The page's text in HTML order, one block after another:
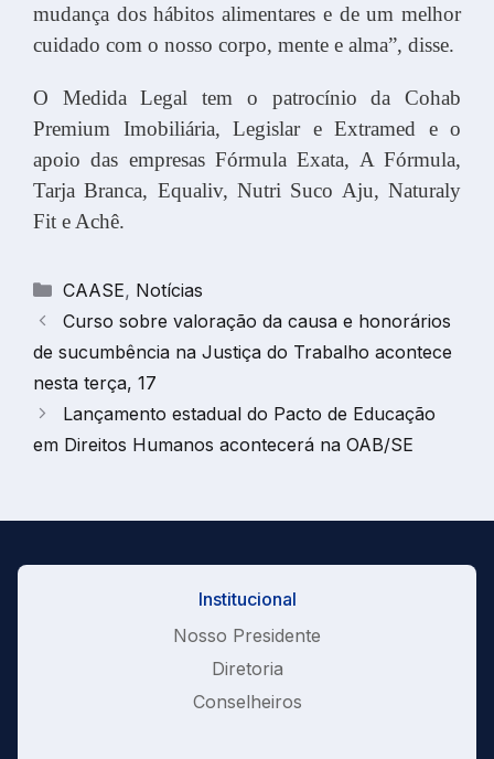
mudança dos hábitos alimentares e de um melhor
cuidado com o nosso corpo, mente e alma”, disse.
O Medida Legal tem o patrocínio da Cohab
Premium Imobiliária, Legislar e Extramed e o
apoio das empresas Fórmula Exata, A Fórmula,
Tarja Branca, Equaliv, Nutri Suco Aju, Naturaly
Fit e Achê.
Categorias
CAASE, Notícias
Curso sobre valoração da causa e honorários
de sucumbência na Justiça do Trabalho acontece
nesta terça, 17
Lançamento estadual do Pacto de Educação
em Direitos Humanos acontecerá na OAB/SE
Institucional
Nosso Presidente
Diretoria
Conselheiros